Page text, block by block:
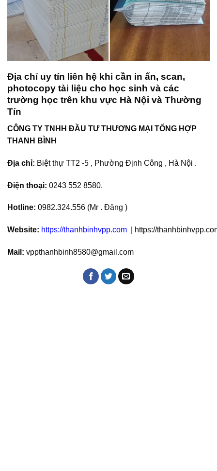
Địa chỉ uy tín liên hệ khi cần in ấn, scan,
photocopy tài liệu cho học sinh và các
trường học trên khu vực Hà Nội và Thường
Tín
CÔNG TY TNHH ĐẦU TƯ THƯƠNG MẠI TỔNG HỢP
THANH BÌNH
Địa chỉ: Biệt thự TT2 -5 , Phường Định Công , Hà Nội .
Điện thoại: 0243 552 8580.
Hotline: 0982.324.556 (Mr . Đăng )
Website: https://thanhbinhvpp.com | https://
Mail: vppthanhbinh8580@gmail.com